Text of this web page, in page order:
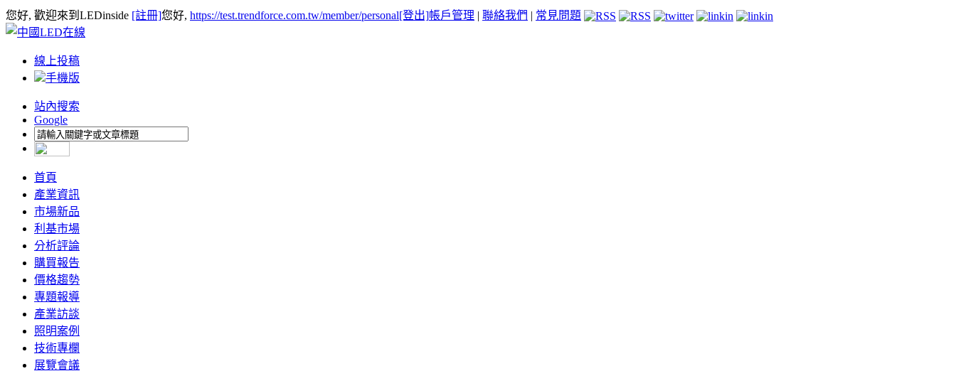
您好, 歡迎來到LEDinside [註冊]您好, https://test.trendforce.com.tw/member/personal[登出]帳戶管理 | 聯絡我們 | 常見問題
線上投稿
手機版
站內搜索
Google
首頁
產業資訊
市場新品
利基市場
分析評論
購買報告
價格趨勢
專題報導
產業訪談
照明案例
技術專欄
展覽會議